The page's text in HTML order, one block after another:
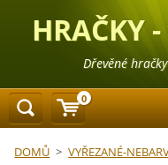
HRAČKY
Dřevěné
DOMŮ > VYŘEZANÉ-
0